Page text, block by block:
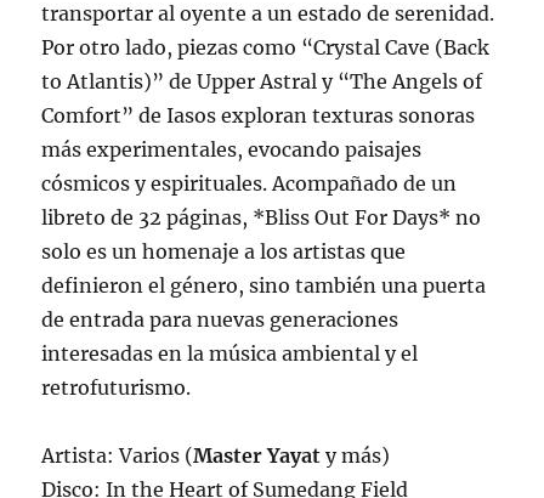
transportar al oyente a un estado de serenidad.
Por otro lado, piezas como “Crystal Cave (Back
to Atlantis)” de Upper Astral y “The Angels of
Comfort” de Iasos exploran texturas sonoras
más experimentales, evocando paisajes
cósmicos y espirituales. Acompañado de un
libreto de 32 páginas, *Bliss Out For Days* no
solo es un homenaje a los artistas que
definieron el género, sino también una puerta
de entrada para nuevas generaciones
interesadas en la música ambiental y el
retrofuturismo.
Artista: Varios (Master Yayaty más)
Disco: In the Heart of Sumedang Field